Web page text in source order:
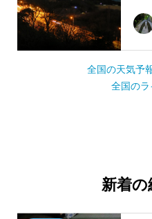
全国の天気予
全国のラ
新着の